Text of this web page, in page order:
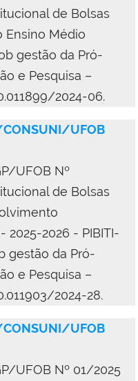
de Bolsas
Ensino Médio
gestão da Pró-
e Pesquisa –
2024-06.
CONSUNI/UFOB
UFOB Nº
de Bolsas
2025-2026 - PIBITI-
gestão da Pró-
e Pesquisa –
2024-28.
CONSUNI/UFOB
UFOB Nº 01/2025